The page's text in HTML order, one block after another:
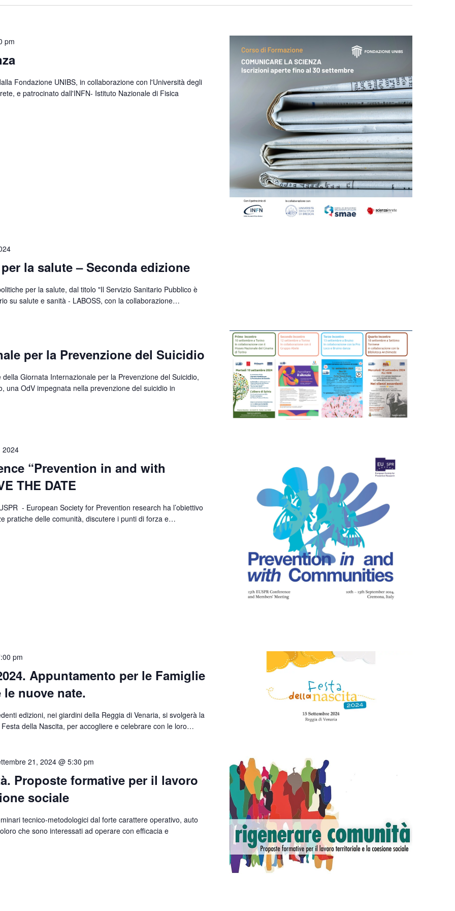
pm
Fondazione UNIBS, in collaborazione con l'Università degli
e patrocinato dall'INFN- Istituto Nazionale di Fisica
la salute – Seconda edizione
per la salute, dal titolo "Il Servizio Sanitario Pubblico è
su salute e sanità - LABOSS, con la collaborazione…
per la Prevenzione del Suicidio
Giornata Internazionale per la Prevenzione del Suicidio,
una OdV impegnata nella prevenzione del suicidio in
“Prevention in and with
THE DATE
2024
- European Society for Prevention research ha l’obiettivo
pratiche delle comunità, discutere i punti di forza e…
Appuntamento per le Famiglie
nuove nate.
pm
edizioni, nei giardini della Reggia di Venaria, si svolgerà la
della Nascita, per accogliere e celebrare con le loro…
Proposte formative per il lavoro
sociale
21, 2024 @ 5:30 pm
tecnico-metodologici dal forte carattere operativo, auto
che sono interessati ad operare con efficacia e